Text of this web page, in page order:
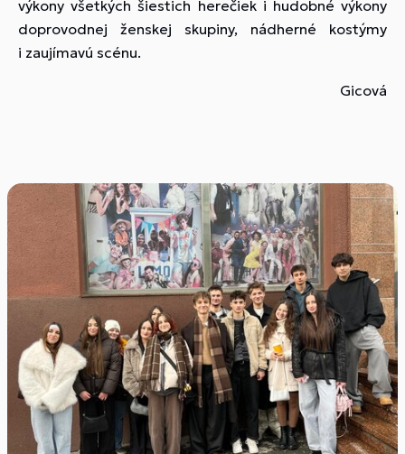
výkony všetkých šiestich herečiek i hudobné výkony
doprovodnej ženskej skupiny, nádherné kostýmy
i zaujímavú scénu.
Gicová